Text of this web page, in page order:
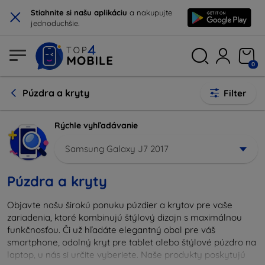
× Stiahnite si našu aplikáciu a nakupujte
jednoduchšie.
0
Púzdra a kryty Filter
Rýchle vyhľadávanie
Samsung Galaxy J7 2017
Púzdra a kryty
Objavte našu širokú ponuku púzdier a krytov pre vaše
zariadenia, ktoré kombinujú štýlový dizajn s maximálnou
funkčnosťou. Či už hľadáte elegantný obal pre váš
smartphone, odolný kryt pre tablet alebo štýlové púzdro na
laptop, u nás si určite vyberiete. Naše produkty poskytujú